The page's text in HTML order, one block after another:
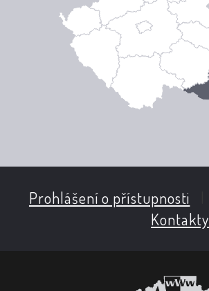
Prohlášení o přístupnosti
Kontakty